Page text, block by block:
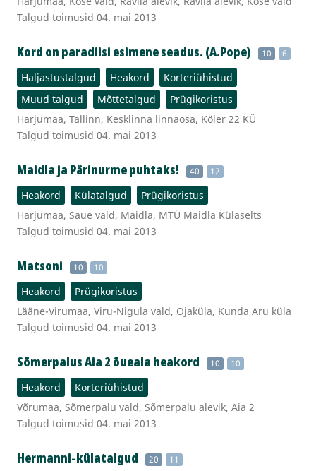
Talgud toimusid 04. mai 2013
Kord on paradiisi esimene seadus. (A.Pope) 10 6
Haljastustalgud Heakord
Korteriühistud
Muud talgud
Mõttetalgud
Prügikoristus
Harjumaa, Tallinn, Kesklinna linnaosa, Köler 22 KÜ
Talgud toimusid 04. mai 2013
Maidla ja Pärinurme puhtaks! 40 12
Heakord Külatalgud
Prügikoristus
Harjumaa, Saue vald, Maidla, MTÜ Maidla Külaselts
Talgud toimusid 04. mai 2013
Matsoni 10 10
Heakord
Prügikoristus
Lääne-Virumaa, Viru-Nigula vald, Ojaküla, Kunda Aru küla
Talgud toimusid 04. mai 2013
Sõmerpalus Aia 2 õueala heakord 10 10
Heakord
Korteriühistud
Võrumaa, Sõmerpalu vald, Sõmerpalu alevik, Aia 2
Talgud toimusid 04. mai 2013
Hermanni-külatalgud 20 11